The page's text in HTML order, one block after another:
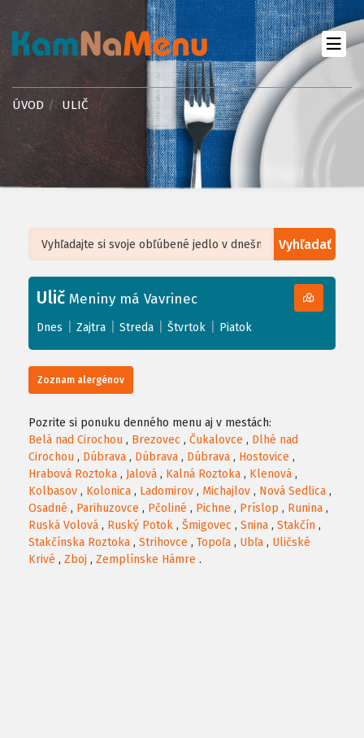
ÚVOD ULIČ
Vyhľadať
+
−
Leaflet| ©OpenStreetMap, Tiles courtesy ofHumanitarian OpenStreetMap
Ulič Meniny má Vavrinec
Dnes Zajtra Streda Štvrtok Piatok
Zoznam alergénov
Pozrite si ponuku denného menu aj v mestách:
Belá nad Cirochou , Brezovec , Čukalovce , Dlhé nad
Cirochou , Dúbrava , Dúbrava , Dúbrava , Hostovice ,
Hrabová Roztoka , Jalová , Kalná Roztoka , Klenová ,
Kolbasov , Kolonica , Ladomirov , Michajlov , Nová Sedlica ,
Osadné , Parihuzovce , Pčoliné , Pichne , Príslop , Runina ,
Ruská Volová , Ruský Potok , Šmigovec , Snina , Stakčín ,
Stakčínska Roztoka , Strihovce , Topoľa , Ubľa , Uličské
Krivé , Zboj , Zemplínske Hámre .